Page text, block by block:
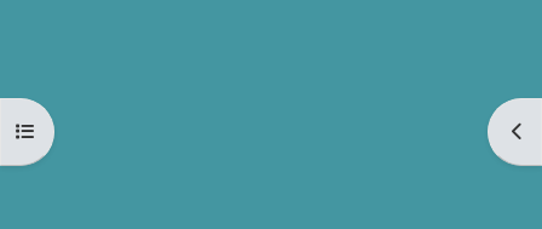
Open course index